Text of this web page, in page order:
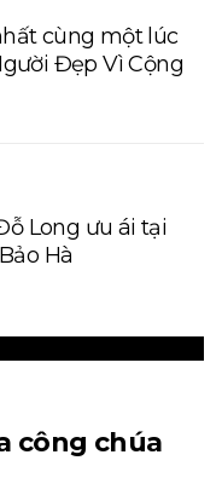
cùng một lúc
Đẹp Vì Cộng
Long ưu ái tại
Hà
công chúa